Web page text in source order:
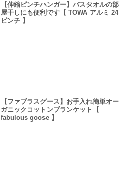
【伸縮ピンチハンガー】バスタオルの部
屋干しにも便利です【 TOWA アルミ 24
ピンチ 】
【ファブラスグース】お手入れ簡単オー
ガニックコットンブランケット【
fabulous goose 】